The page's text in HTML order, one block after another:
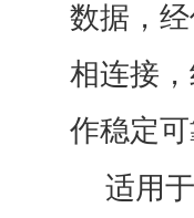
数据，
相连接
作稳定
适用